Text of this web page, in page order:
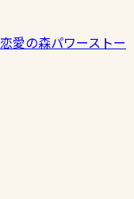
恋愛の森パワーストー